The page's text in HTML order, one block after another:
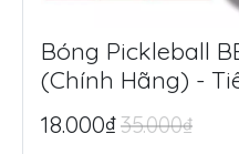
Bóng Pickleball
(Chính Hãng) -
Chuyên Thi Đấu
Trời
18.000₫35.000₫